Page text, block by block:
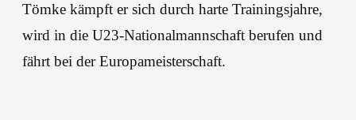
Tömke kämpft er sich durch harte Trainingsjahre,
wird in die U23-Nationalmannschaft berufen und
fährt bei der Europameisterschaft.